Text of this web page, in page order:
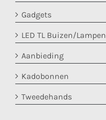
Gadgets
LED TL Buizen/Lampen
Aanbieding
Kadobonnen
Tweedehands